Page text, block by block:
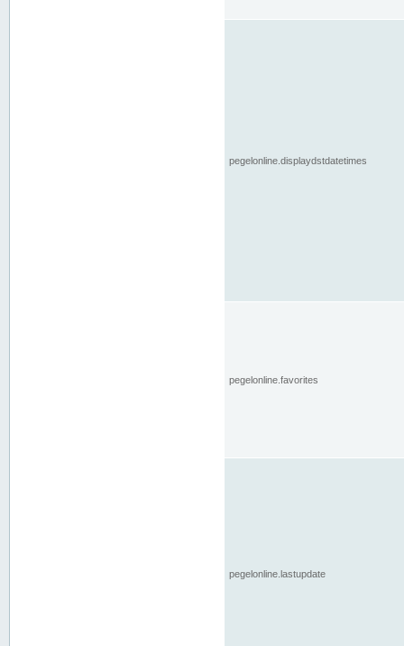
pegelonline.displaydstdatetimes
pegelonline.favorites
pegelonline.lastupdate